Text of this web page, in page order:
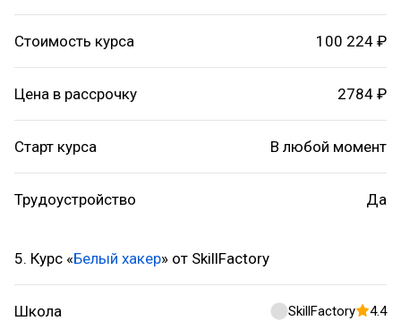
Стоимость курса 100 224 ₽
Цена в рассрочку 2784 ₽
Старт курса В любой момент
Трудоустройство Да
5. Курс «Белый хакер» от SkillFactory
Школа SkillFactory 4.4